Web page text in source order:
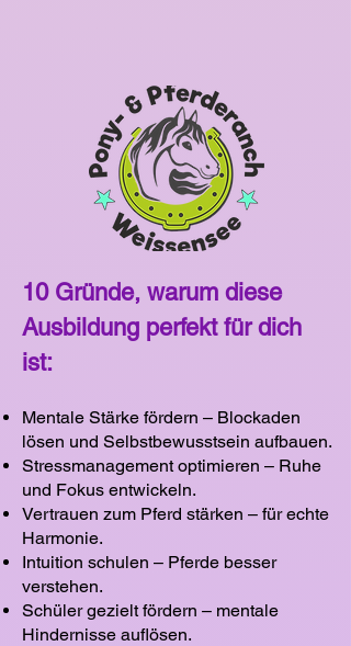
10 Gründe, warum diese
Ausbildung perfekt für dich
ist:
Mentale Stärke fördern – Blockaden
lösen und Selbstbewusstsein aufbauen.
Stressmanagement optimieren – Ruhe
und Fokus entwickeln.
Vertrauen zum Pferd stärken – für echte
Harmonie.
Intuition schulen – Pferde besser
verstehen.
Schüler gezielt fördern – mentale
Hindernisse auflösen.